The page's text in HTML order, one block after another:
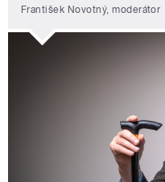
František Novotný, moderátor